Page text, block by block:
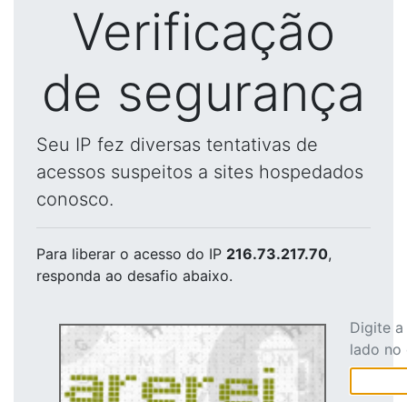
Verificação
de segurança
Seu IP fez diversas tentativas de
acessos suspeitos a sites hospedados
conosco.
Para liberar o acesso do IP 216.73.217.70,
responda ao desafio abaixo.
Digite
lado no